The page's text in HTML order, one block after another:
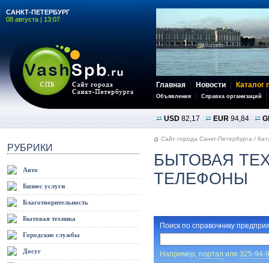
САНКТ-ПЕТЕРБУРГ
08 августа | 13:07
Главная Новости Каталог
Объявления Справка организаций
USD 82,17 EUR 94,84
РУБРИКИ
Авто
Бизнес услуги
Благотворительность
Бытовая техника
Городские службы
Досуг
Сайт города Санкт-Петербурга /
БЫТОВАЯ
ТЕЛЕФОНЫ
Поиск по справочнику
Например, порталили 325-94-